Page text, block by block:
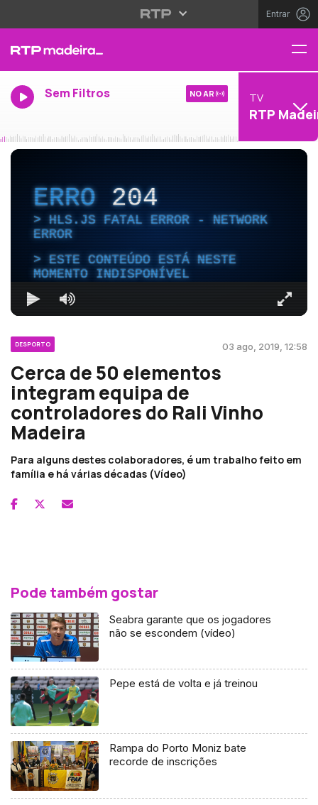
Entrar
Sem Filtros NO AR TV
RTP
ERRO204
HLS.JS FATAL ERROR - NETWORK
ERROR
ESTE CONTEÚDO ESTÁ NESTE
MOMENTO INDISPONÍVEL
DESPORTO 03 ago, 2019, 12:58
Cerca de 50 elementos
integram equipa de
controladores do Rali Vinho
Madeira
Para alguns destes colaboradores, é um trabalho feito em
família e há várias décadas (Vídeo)
Pode também gostar
Seabra garante que os jogadores
não se escondem (vídeo)
Pepe está de volta e já treinou
Rampa do Porto Moniz bate
recorde de inscrições